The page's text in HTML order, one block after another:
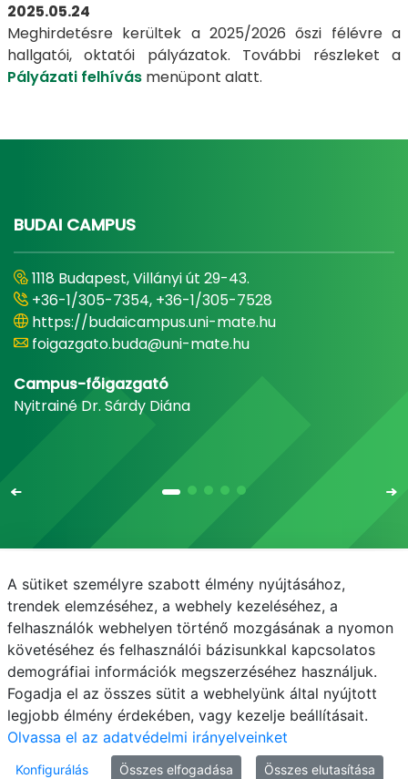
2025.05.24
Meghirdetésre kerültek a 2025/2026 őszi félévre a
hallgatói, oktatói pályázatok. További részleket a
Pályázati felhívás menüpont alatt.
BUDAI CAMPUS
1118 Budapest, Villányi út 29-43.
+36-1/305-7354, +36-1/305-7528
https://budaicampus.uni-mate.hu
foigazgato.buda@uni-mate.hu
Campus-főigazgató
Nyitrainé Dr. Sárdy Diána
Email Telefonkönyv NEPTUN
E-learning
Médiaközpont
Informatikai Igazgatóság
Adatvédelem
A sütiket személyre szabott élmény nyújtásához,
trendek elemzéséhez, a webhely kezeléséhez, a
felhasználók webhelyen történő mozgásának a nyomon
követéséhez és felhasználói bázisunkkal kapcsolatos
demográfiai információk megszerzéséhez használjuk.
Fogadja el az összes sütit a webhelyünk által nyújtott
legjobb élmény érdekében, vagy kezelje beállításait.
Olvassa el az adatvédelmi irányelveinket
Konfigurálás Összes elfogadása Összes elutasítása